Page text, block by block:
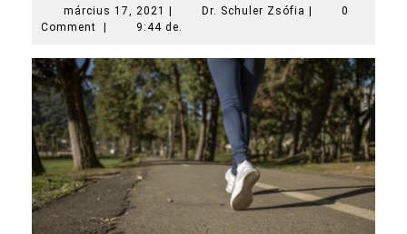
március 17, 2021 március
17,
Dr. Schuler Zsófia Dr.
0
Comment
9:44 de.